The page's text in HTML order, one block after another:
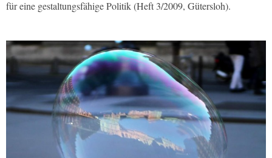
für eine gestaltungsfähige Politik (Heft 3/2009, Gütersloh).